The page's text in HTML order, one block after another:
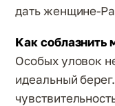
дать женщине-
Как
Особых уловок
идеальный